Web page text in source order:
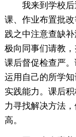
我来到学校
课、作业布置批
践之中注意查缺
极向同事们请教
课后督促检查严
运用自己的所学
实践能力。课后
力寻找解决方法
高。